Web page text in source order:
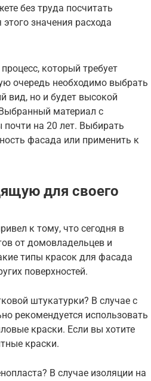
без труда посчитать
значения расхода
который требует
очередь необходимо выбрать
вид, но и будет высокой
материал с
на 20 лет. Выбирать
фасада или применить к
для своего
к тому, что сегодня в
от домовладельцев и
типы красок для фасада
поверхностей.
штукатурки? В случае с
рекомендуется использовать
краски. Если вы хотите
краски.
В случае изоляции на